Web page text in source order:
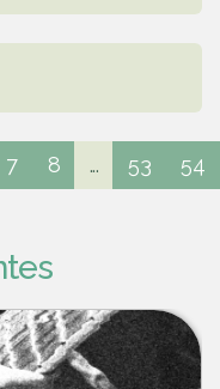
7 8 ... 53 54